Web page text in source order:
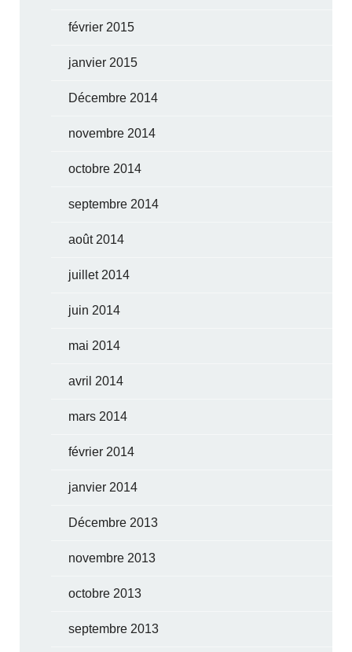
février 2015
janvier 2015
Décembre 2014
novembre 2014
octobre 2014
septembre 2014
août 2014
juillet 2014
juin 2014
mai 2014
avril 2014
mars 2014
février 2014
janvier 2014
Décembre 2013
novembre 2013
octobre 2013
septembre 2013